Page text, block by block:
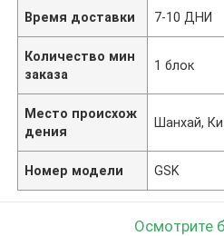
Время доставки 7-10 ДНИ
Количество мин
заказа
1 блок
Место происхож
дения
Шанхай,
Номер модели GSK
Осмотрите